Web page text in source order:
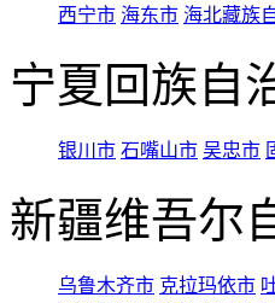
西宁市 海东市 海北藏族
宁夏回族自
银川市 石嘴山市 吴忠市
新疆维吾尔
乌鲁木齐市 克拉玛依市